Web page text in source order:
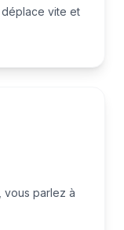
déplace vite et
vous parlez à